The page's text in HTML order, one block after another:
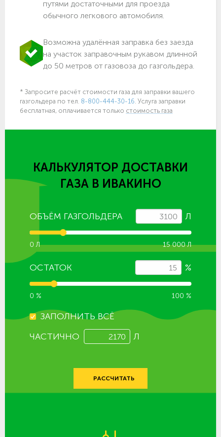
путями достаточными для проезда
обычного легкового автомобиля.
Возможна удалённая заправка без заезда
на участок заправочным рукавом длинной
до 50 метров от газовоза до газгольдера.
* Запросите расчёт стоимости газа для заправки вашего
газгольдера по тел. 8-800-444-30-16. Услуга заправки
бесплатная, оплачивается только стоимость газа
КАЛЬКУЛЯТОР ДОСТАВКИ
ГАЗА В ИВАКИНО
ОБЪЁМ ГАЗГОЛЬДЕРА Л
0 Л 15 000 Л
ОСТАТОК %
0 % 100 %
ЗАПОЛНИТЬ ВСЁ
ЧАСТИЧНО
Л
РАССЧИТАТЬ